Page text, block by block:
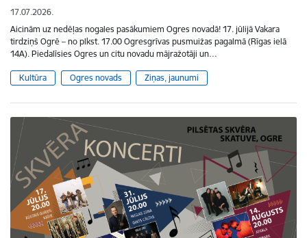
17.07.2026.
Aicinām uz nedēļas nogales pasākumiem Ogres novadā! 17. jūlijā Vakara
tirdziņš Ogrē – no plkst. 17.00 Ogresgrīvas pusmuižas pagalmā (Rīgas ielā
14A). Piedalīsies Ogres un citu novadu mājražotāji un…
Kultūra Ogres novads Ziņas, jaunumi